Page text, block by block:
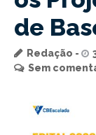
de
Redação
Sem